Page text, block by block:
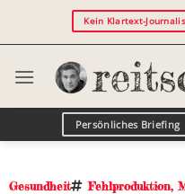
Kein Klartext-
Persönliches Briefing
Gesundheit Fehlproduktion,